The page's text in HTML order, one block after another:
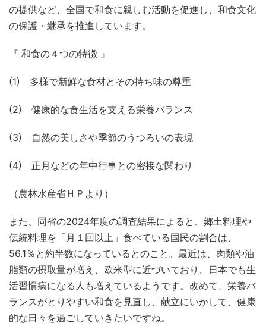
の提供など、全国で和食に親しむ活動を促進し、和食文化
の保護・継承を推進しています。
『 和食の４つの特徴 』
(1) 多様で新鮮な食材とその持ち味の尊重
(2) 健康的な食生活を支える栄養バランス
(3) 自然の美しさや季節のうつろいの表現
(4) 正月などの年中行事との密接な関わり
（農林水産省ＨＰより）
また、同省の2024年度の調査結果によると、郷土料理や
伝統料理を「月１回以上」食べている国民の割合は、
56.1％と約半数になっているとのこと。最近は、肉類や油
脂類の摂取量が増え、欧米型に近づいており、日本でも生
活習慣病になる人も増えているようです。改めて、栄養バ
ランスがとりやすい和食を見直し、献立にいかして、健康
的な日々を過ごしていきたいですね。